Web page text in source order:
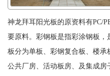
神龙拜耳阳光板的原资料有PC/
要原料。彩钢板是指彩涂钢板
板分为单板、彩钢复合板、楼承
公共厂房、活动板房、及集成房